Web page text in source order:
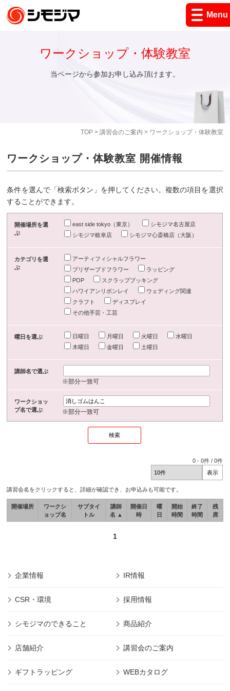
Menu
TOP> 講習会のご案内 > ワークショップ・体験教室
ワークショップ・体験教室
当ページから参加お申し込み頂けます。
ワークショップ・体験教室 開催情報
条件を選んで「検索ボタン」を押してください。複数の項目を選択
することができます。
開催場所を選
ぶ
east side tokyo（東京）
シモジマ名古屋店
シモジマ岐阜店
シモジマ心斎橋店（大阪）
カテゴリを選
ぶ
アーティフィシャルフラワー
プリザーブドフラワー
ラッピング
POP
スクラップブッキング
ハワイアンリボンレイ
ウェディング関連
クラフト
ディスプレイ
その他手芸・工芸
曜日を選ぶ 日曜日 月曜日 火曜日
水曜日
木曜日
金曜日 土曜日
講師名で選ぶ
※部分一致可
ワークショッ
プ名で選ぶ
※部分一致可
0 -0件 /0件
講習会名をクリックすると、詳細が確認でき、お申込みも可能です。
開催場所
ワークシ
ョップ名
サブタイ
トル
講師
名 ▲
開催日
時
曜
日
開始
時間
終了
時間
残
席
1
企業情報 IR情報
CSR・環境 採用情報
シモジマのできること 商品紹介
店舗紹介 講習会のご案内
ギフトラッピング WEBカタログ